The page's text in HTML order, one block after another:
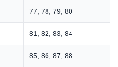
77, 78, 79, 80
81, 82, 83, 84
85, 86, 87, 88